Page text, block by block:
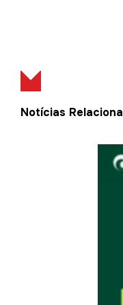
Notícias